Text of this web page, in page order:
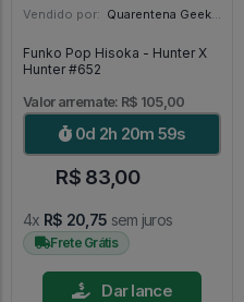
Vendido por: Quarentena Geek Store - SP
Funko Pop Hisoka - Hunter X
Hunter #652
Valor arremate: R$ 105,00
0d 2h 20m 58s
R$ 83,00
4x R$ 20,75 sem juros
Frete Grátis
Dar lance